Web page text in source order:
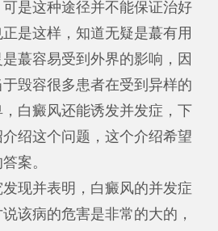
是这种途径并不能保证治好
是这样，知道无疑是蕞有用
蕞容易受到外界的影响，因
毁容很多患者在受到异样的
白癜风还能诱发并发症，下
绍这个问题，这个介绍希望
案。
并表明，白癜风的并发症
该病的危害是非常的大的，